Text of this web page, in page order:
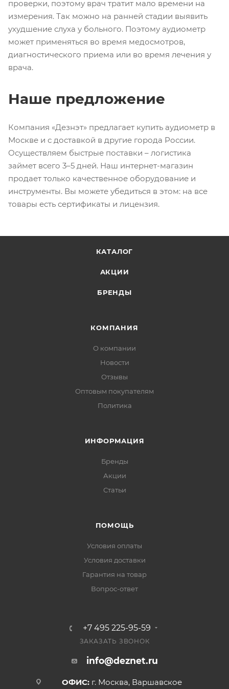
проверки, поэтому врач тратит мало времени на
измерения. Так можно на ранней стадии выявить
ухудшение слуха у больного. Поэтому аудиометр
может применяться во время медосмотров,
диагностического приема или во время лечения у
врача.
Наше предложение
Компания «Дезнэт» предлагает купить аудиометр в
Москве и с доставкой в другие города России.
Осуществляем быстрые поставки – логистика
займет всего 3–5 дней. Наш интернет-магазин
продает только качественное оборудование и
инструменты. Вы можете убедиться в этом: на все
товары есть сертификаты и лицензия.
КАТАЛОГ
АКЦИИ
БРЕНДЫ
КОМПАНИЯ
О компании
Новости
Отзывы
Оптовым покупателям
Политика
ИНФОРМАЦИЯ
Бренды
Акции
Статьи
ПОМОЩЬ
Условия оплаты
Условия доставки
Гарантия на товар
Вопрос-ответ
+7 495 225-95-59
ЗАКАЗАТЬ ЗВОНОК
info@deznet.ru
ОФИС: г. Москва, Варшавское